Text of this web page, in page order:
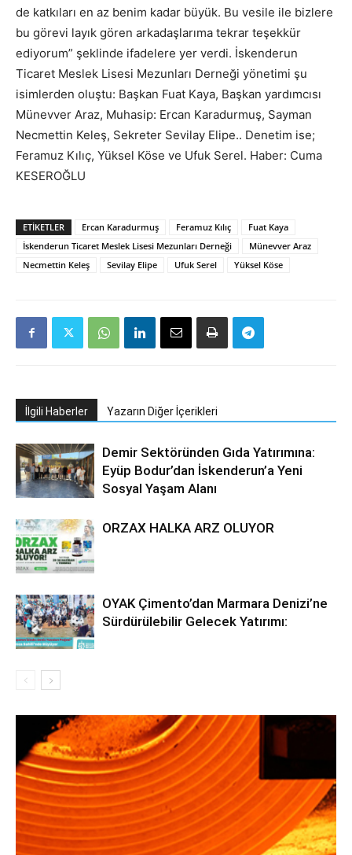
de katkıları en az benim kadar büyük. Bu vesile ile bizlere
bu görevi layık gören arkadaşlarıma tekrar teşekkür
ediyorum” şeklinde ifadelere yer verdi. İskenderun
Ticaret Meslek Lisesi Mezunları Derneği yönetimi şu
isimlerden oluştu: Başkan Fuat Kaya, Başkan yardımcısı
Münevver Araz, Muhasip: Ercan Karadurmuş, Sayman
Necmettin Keleş, Sekreter Sevilay Elipe.. Denetim ise;
Feramuz Kılıç, Yüksel Köse ve Ufuk Serel. Haber: Cuma
KESEROĞLU
ETIKETLER Ercan Karadurmuş Feramuz Kılıç
Fuat Kaya
İskenderun Ticaret Meslek Lisesi Mezunları Derneği
Münevver Araz
Necmettin Keleş
Sevilay Elipe Ufuk Serel Yüksel Köse
İlgili Haberler Yazarın Diğer İçerikleri
Demir Sektöründen Gıda Yatırımına:
Eyüp Bodur’dan İskenderun’a Yeni
Sosyal Yaşam Alanı
ORZAX HALKA ARZ OLUYOR
OYAK Çimento’dan Marmara Denizi’ne
Sürdürülebilir Gelecek Yatırımı: